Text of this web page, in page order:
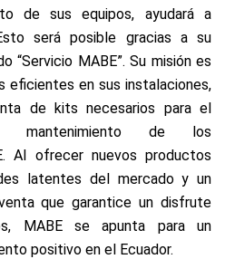
de sus equipos, ayudará a
será posible gracias a su
“Servicio MABE”. Su misión es
eficientes en sus instalaciones,
de kits necesarios para el
de los
Al ofrecer nuevos productos
latentes del mercado y un
que garantice un disfrute
MABE se apunta para un
positivo en el Ecuador.